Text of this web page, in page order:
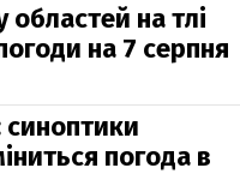
на тлі
на 7 серпня
синоптики
погода в